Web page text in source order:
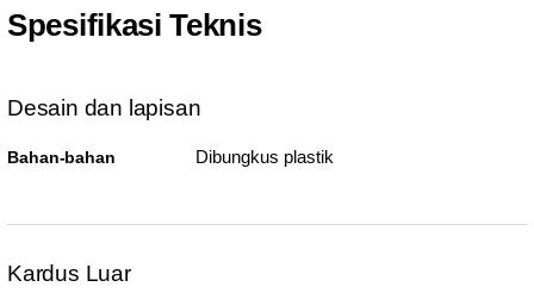
Spesifikasi Teknis
Desain dan lapisan
Bahan-bahan Dibungkus plastik
Kardus Luar